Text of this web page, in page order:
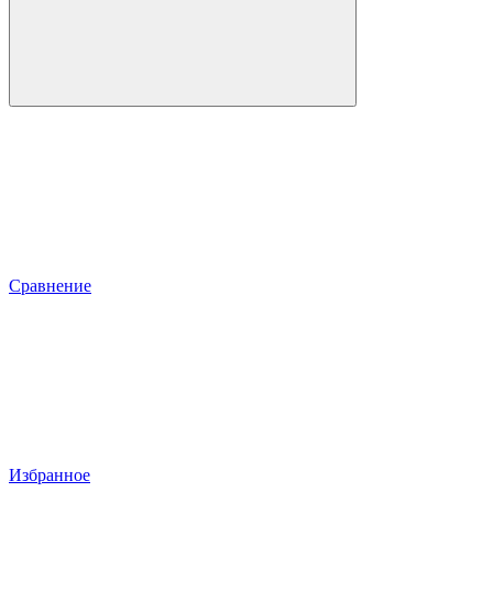
Сравнение
Избранное